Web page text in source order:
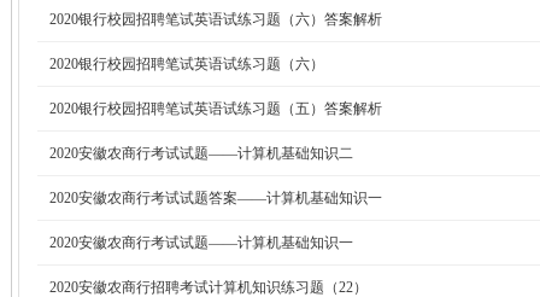
2020银行校园招聘笔试英语试练习题（六）答案解析
2020银行校园招聘笔试英语试练习题（六）
2020银行校园招聘笔试英语试练习题（五）答案解析
2020安徽农商行考试试题——计算机基础知识二
2020安徽农商行考试试题答案——计算机基础知识一
2020安徽农商行考试试题——计算机基础知识一
2020安徽农商行招聘考试计算机知识练习题（22）